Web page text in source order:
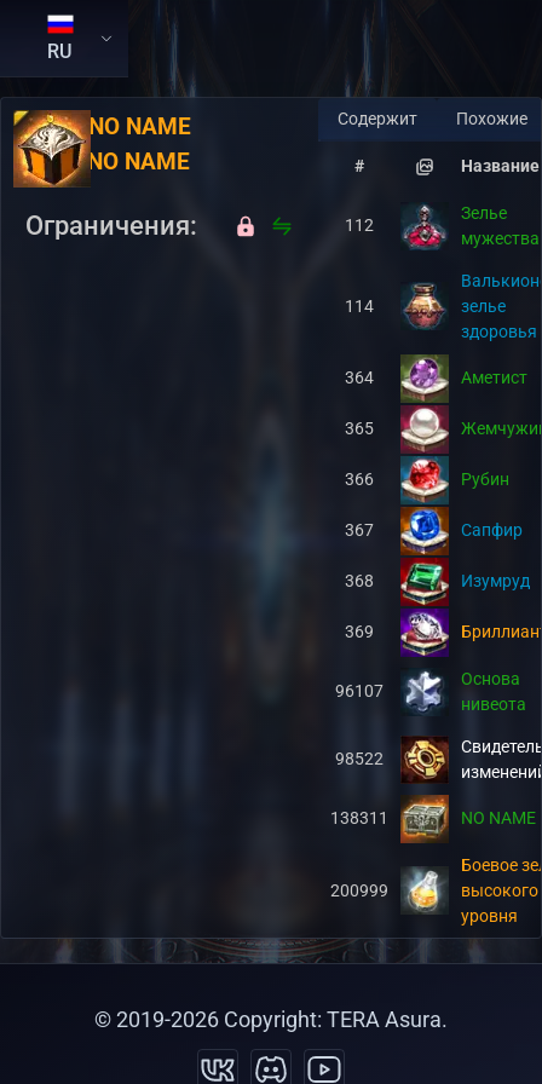
RU
RU:NO NAME
EN:NO NAME
Ограничения:
Содержит Похожие
# Название
112
Зелье
мужества
114
зелье
здоровья
364 Аметист
365
366 Рубин
367 Сапфир
368 Изумруд
369
96107
Основа
нивеота
98522
138311 NO NAME
200999
Боевое
высокого
уровня
© 2019-2026 Copyright: TERA Asura.